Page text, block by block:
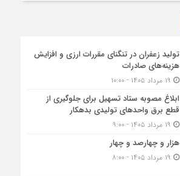
تولید زعفران در تنگنای مقررات ارزی و افزایش
هزینه‌های صادرات
ابلاغ مصوبه ستاد تسهیل برای جلوگیری از
قطع برق واحدهای تولیدی بدهکار
هزار و چهارصد و چهار